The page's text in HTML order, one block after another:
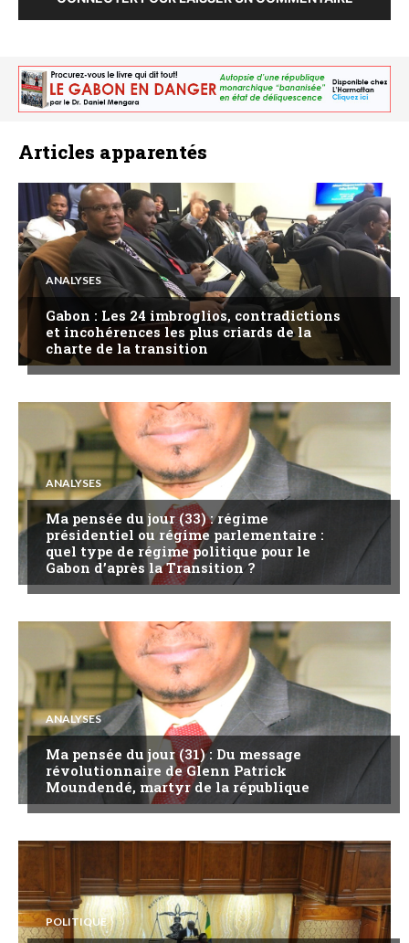
Articles apparentés
ANALYSES
Gabon : Les 24 imbroglios, contradictions
et incohérences les plus criards de la
charte de la transition
ANALYSES
Ma pensée du jour (33) : régime
présidentiel ou régime parlementaire :
quel type de régime politique pour le
Gabon d’après la Transition ?
ANALYSES
Ma pensée du jour (31) : Du message
révolutionnaire de Glenn Patrick
Moundendé, martyr de la république
POLITIQUE